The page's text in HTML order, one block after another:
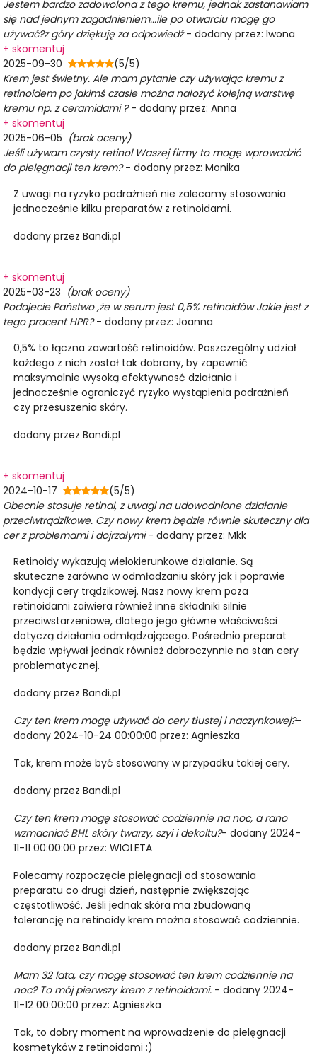
Jestem bardzo zadowolona z tego kremu, jednak zastanawiam
się nad jednym zagadnieniem...ile po otwarciu mogę go
używać?z góry dziękuję za odpowiedź- dodany przez: Iwona
+ skomentuj
2025-09-30
(5/5)
Krem jest świetny. Ale mam pytanie czy używając kremu z
retinoidem po jakimś czasie można nałożyć kolejną warstwę
kremu np. z ceramidami ?- dodany przez: Anna
+ skomentuj
2025-06-05 (brak oceny)
Jeśli używam czysty retinol Waszej firmy to mogę wprowadzić
do pielęgnacji ten krem?- dodany przez: Monika
Z uwagi na ryzyko podrażnień nie zalecamy stosowania
jednocześnie kilku preparatów z retinoidami.
dodany przez Bandi.pl
+ skomentuj
2025-03-23 (brak oceny)
Podajecie Państwo ,że w serum jest 0,5% retinoidów Jakie jest z
tego procent HPR?- dodany przez: Joanna
0,5% to łączna zawartość retinoidów. Poszczególny udział
każdego z nich został tak dobrany, by zapewnić
maksymalnie wysoką efektywnosć działania i
jednocześnie ograniczyć ryzyko wystąpienia podrażnień
czy przesuszenia skóry.
dodany przez Bandi.pl
+ skomentuj
2024-10-17
(5/5)
Obecnie stosuje retinal, z uwagi na udowodnione działanie
przeciwtrądzikowe. Czy nowy krem będzie równie skuteczny dla
cer z problemami i dojrzałymi- dodany przez: Mkk
Retinoidy wykazują wielokierunkowe działanie. Są
skuteczne zarówno w odmładzaniu skóry jak i poprawie
kondycji cery trądzikowej. Nasz nowy krem poza
retinoidami zaiwiera również inne składniki silnie
przeciwstarzeniowe, dlatego jego główne właściwości
dotyczą działania odmłądzającego. Pośrednio preparat
będzie wpływał jednak również dobroczynnie na stan cery
problematycznej.
dodany przez Bandi.pl
Czy ten krem mogę używać do cery tłustej i naczynkowej?-
dodany 2024-10-24 00:00:00 przez: Agnieszka
Tak, krem może być stosowany w przypadku takiej cery.
dodany przez Bandi.pl
Czy ten krem mogę stosować codziennie na noc, a rano
wzmacniać BHL skóry twarzy, szyi i dekoltu?- dodany 2024-
11-11 00:00:00 przez: WIOLETA
Polecamy rozpoczęcie pielęgnacji od stosowania
preparatu co drugi dzień, następnie zwiększając
częstotliwość. Jeśli jednak skóra ma zbudowaną
tolerancję na retinoidy krem można stosować codziennie.
dodany przez Bandi.pl
Mam 32 lata, czy mogę stosować ten krem codziennie na
noc? To mój pierwszy krem z retinoidami. - dodany 2024-
11-12 00:00:00 przez: Agnieszka
Tak, to dobry moment na wprowadzenie do pielęgnacji
kosmetyków z retinoidami :)